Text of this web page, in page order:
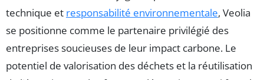
technique et responsabilité environnementale, Veolia
se positionne comme le partenaire privilégié des
entreprises soucieuses de leur impact carbone. Le
potentiel de valorisation des déchets et la réutilisation